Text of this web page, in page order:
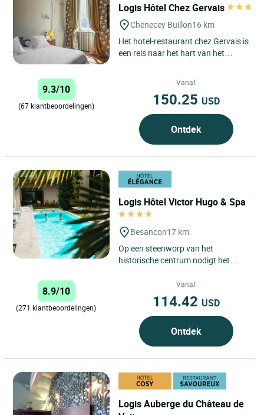
Logis Hôtel Chez Gervais
Chenecey Buillon16 km
Het hotel-restaurant chez Gervais is
een reis naar het hart van het
9.3/10
(67 klantbeoordelingen)
Vanaf
150.25 USD
Ontdek
Logis Hôtel Victor Hugo & Spa
Besancon17 km
Op een steenworp van het
historische centrum nodigt het
Besançon Centre u uit voor een
onvergetelijk...
8.9/10
(271 klantbeoordelingen)
Vanaf
114.42 USD
Ontdek
Logis Auberge du Château de